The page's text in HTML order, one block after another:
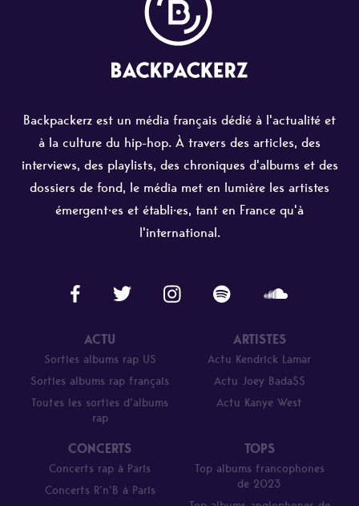
Backpackerz est un média français dédié à l'actualité et
à la culture du hip-hop. À travers des articles, des
interviews, des playlists, des chroniques d'albums et des
dossiers de fond, le média met en lumière les artistes
émergent·es et établi·es, tant en France qu'à
l'international.
ACTU
Sorties albums rap US
Sorties albums rap français
Toutes les sorties d’albums
rap
ARTISTES
Actu Kendrick Lamar
Actu Joey Bada$$
Actu Kanye West
CONCERTS
Concerts rap à Paris
Concerts R’n’B à Paris
TOPS
Top albums francophones
de 2023